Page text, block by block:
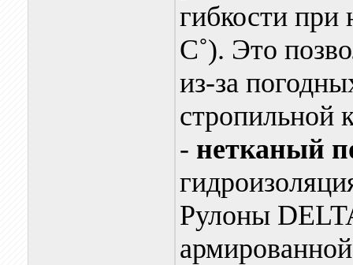
гибкости при
С˚). Это
из-за
стропильной
- нетканый
Рулоны